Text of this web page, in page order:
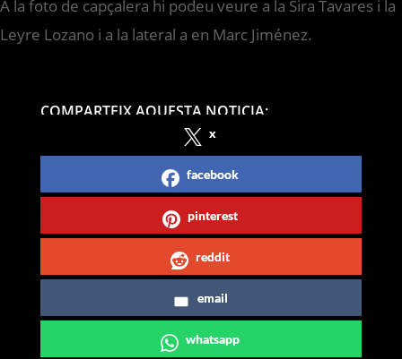
A la foto de capçalera hi podeu veure a la Sira Tavares i la
Leyre Lozano i a la lateral a en Marc Jiménez.
COMPARTEIX AQUESTA NOTICIA:
x
facebook
pinterest
reddit
email
whatsapp